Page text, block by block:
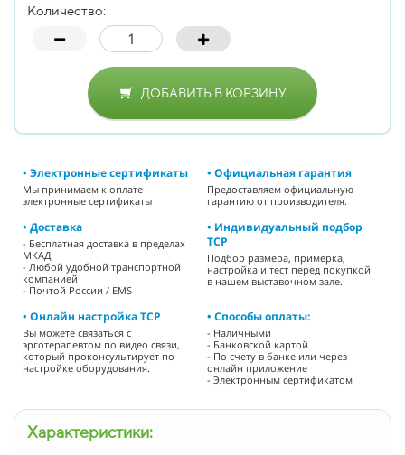
Количество:
ДОБАВИТЬ В КОРЗИНУ
• Электронные сертификаты
Мы принимаем к оплате
электронные сертификаты
• Официальная гарантия
Предоставляем официальную
гарантию от производителя.
• Доставка
- Бесплатная доставка в пределах
МКАД
- Любой удобной транспортной
компанией
- Почтой России / EMS
• Индивидуальный подбор
ТСР
Подбор размера, примерка,
настройка и тест перед покупкой
в нашем выставочном зале.
• Онлайн настройка ТСР
Вы можете связаться с
эрготерапевтом по видео связи,
который проконсультирует по
настройке оборудования.
• Способы оплаты:
- Наличными
- Банковской картой
- По счету в банке или через
онлайн приложение
- Электронным сертификатом
Характеристики: